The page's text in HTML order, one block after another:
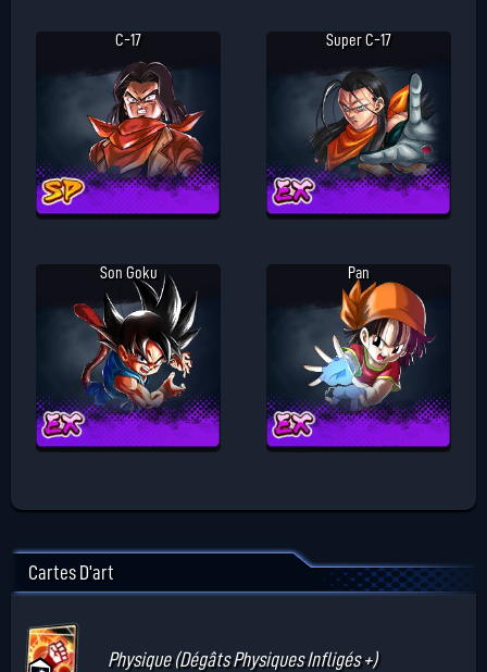
C-17 Super C-17
Son Goku Pan
Cartes D'art
Physique (Dégâts Physiques Infligés +)